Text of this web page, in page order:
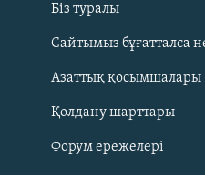
Русский
ЖАЗЫЛЫҢЫЗ
Біз туралы
Сайтымыз бұғатталса
Азаттық қосымшалары
Қолдану шарттары
Форум ережелері